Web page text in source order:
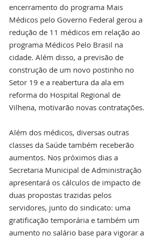
encerramento do programa Mais
Médicos pelo Governo Federal gerou a
redução de 11 médicos em relação ao
programa Médicos Pelo Brasil na
cidade. Além disso, a previsão de
construção de um novo postinho no
Setor 19 e a reabertura da ala em
reforma do Hospital Regional de
Vilhena, motivarão novas contratações.
Além dos médicos, diversas outras
classes da Saúde também receberão
aumentos. Nos próximos dias a
Secretaria Municipal de Administração
apresentará os cálculos de impacto de
duas propostas trazidas pelos
servidores, junto do sindicato: uma
gratificação temporária e também um
aumento no salário base para vigorar a